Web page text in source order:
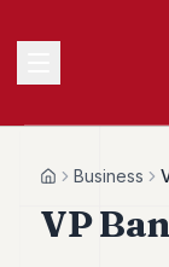
HomeBusiness
VP